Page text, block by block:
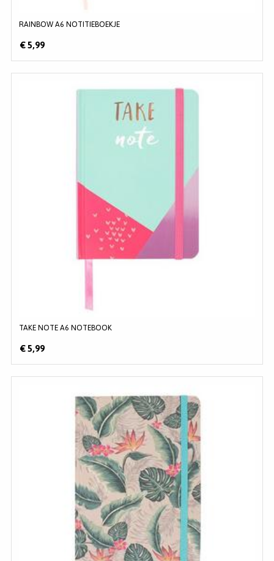
RAINBOW A6 NOTITIEBOEKJE
€ 5,99
TAKE NOTE A6 NOTEBOOK
€ 5,99